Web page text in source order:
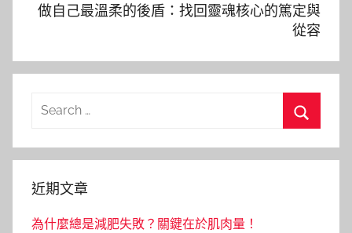
做自己最溫柔的後盾：找回靈魂核心的篤定與
從容
Search
近期文章
為什麼總是減肥失敗？關鍵在於肌肉量！